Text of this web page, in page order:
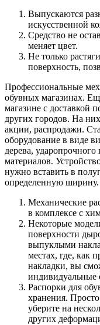
Выпускаются
искусственной
Средство не
меняет цвет.
Не только
поверхность,
Профессиональные
обувных магазинах.
магазине с доставкой
других городов. На
акции, распродажи.
оборудование в виде
дерева,
материалов.
нужно вставить в
определенную
Механические
в комплексе с
Некоторые
поверхности
выпуклыми
местах, где, как
накладки, вы
индивидуальные
Распорки для
хранения.
уберите на
других